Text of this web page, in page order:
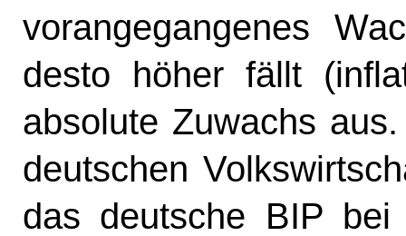
vorangegangenes
desto höher fällt
absolute Zuwachs
deutschen
das deutsche BIP